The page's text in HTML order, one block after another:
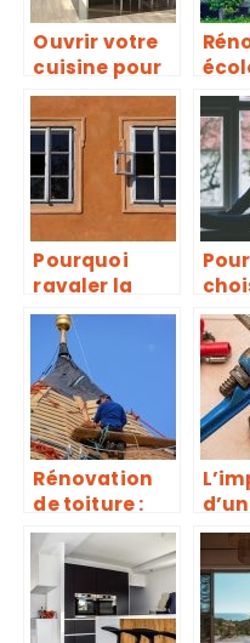
Ouvrir votre
cuisine pour
un
aménageme
nt tendance
et
Pourquoi
ravaler la
façade d’une
maison ?
bois
Rénovation
de toiture :
Comment
choisir son
hydrofuge ?
la
bain